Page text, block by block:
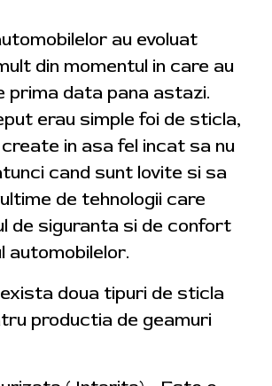
au evoluat
din momentul in care au
data pana astazi.
erau simple foi de sticla,
in asa fel incat sa nu
cand sunt lovite si sa
de tehnologii care
de siguranta si de confort
automobilelor.
doua tipuri de sticla
productia de geamuri